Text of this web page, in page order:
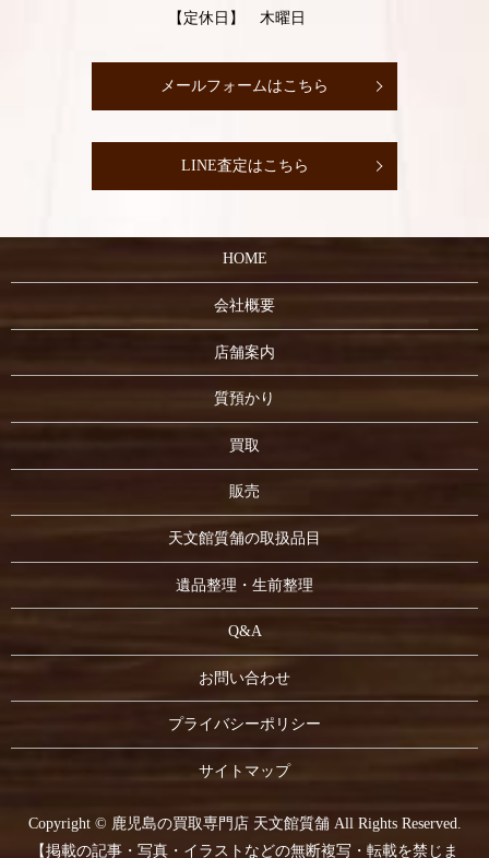
【定休日】 木曜日
メールフォームはこちら
LINE査定はこちら
HOME
会社概要
店舗案内
質預かり
買取
販売
天文館質舗の取扱品目
遺品整理・生前整理
Q&A
お問い合わせ
プライバシーポリシー
サイトマップ
Copyright © 鹿児島の買取専門店 天文館質舗 All Rights Reserved.
【掲載の記事・写真・イラストなどの無断複写・転載を禁じま